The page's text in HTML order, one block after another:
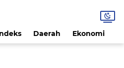
Daerah Ekonomi